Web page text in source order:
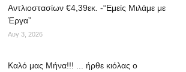
Αντλιοστασίων €4,39εκ. -“Εμείς Μιλάμε με
Έργα”
Αυγ 3, 2026
Kαλό μας Μήνα!!! ... ήρθε κιόλας ο